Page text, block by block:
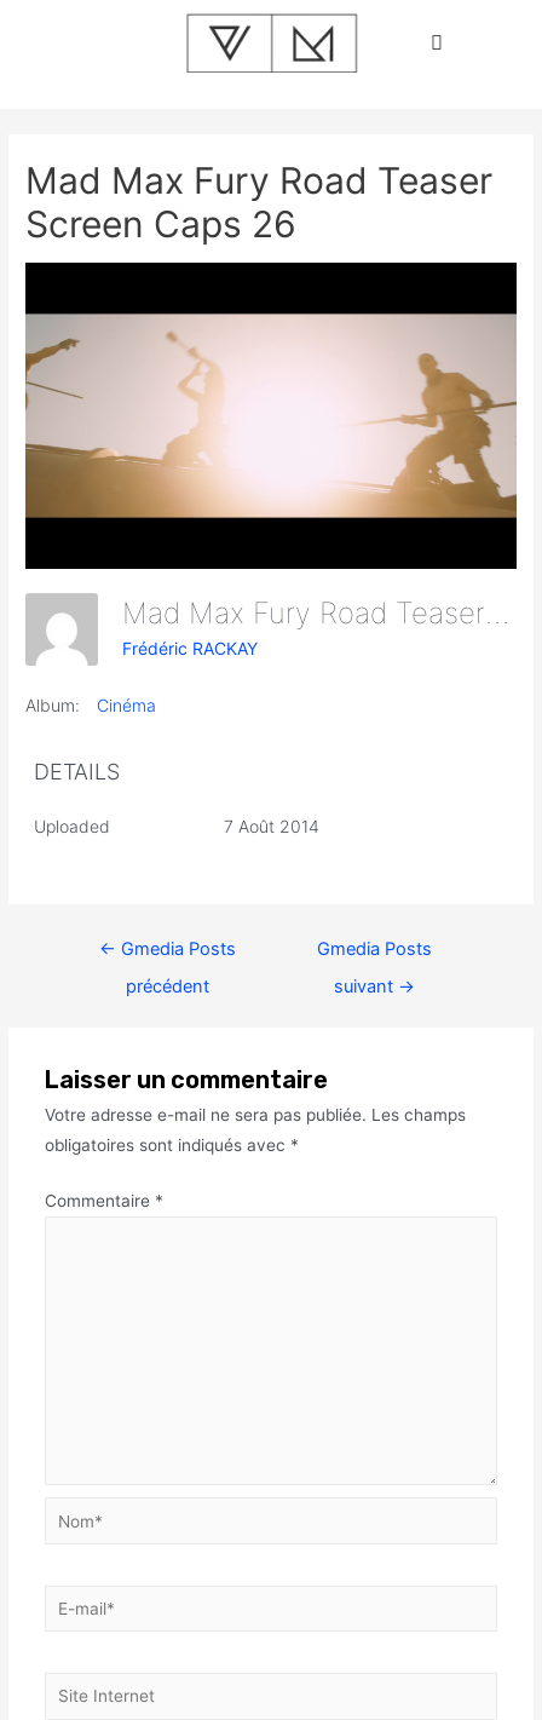
Mad Max Fury Road Teaser
Screen Caps 26
Mad Max Fury Road Teaser Screen Caps 26
Frédéric RACKAY
Album: Cinéma
DETAILS
Uploaded 7 Août 2014
← Gmedia Posts
précédent
Gmedia Posts
suivant →
Laisser un commentaire
Votre adresse e-mail ne sera pas publiée. Les champs
obligatoires sont indiqués avec *
Commentaire *